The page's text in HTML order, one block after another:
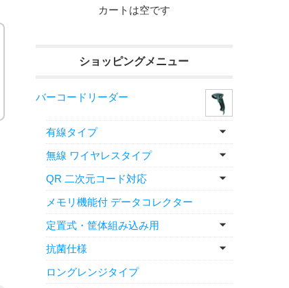
カートは空です
ショッピングメニュー
バーコードリーダー
有線タイプ
無線 ワイヤレスタイプ
QR 二次元コード対応
メモリ機能付 データコレクター
定置式・筐体組み込み用
抗菌仕様
ロングレンジタイプ